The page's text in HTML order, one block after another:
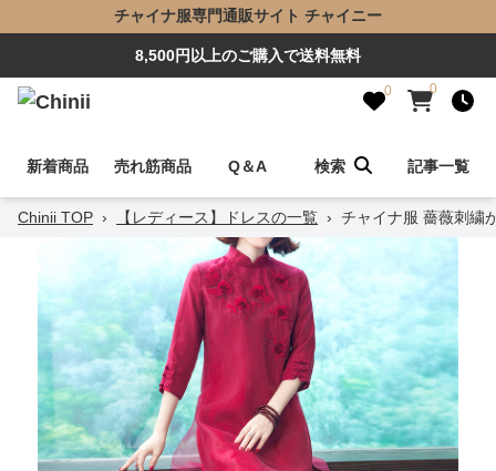
チャイナ服専門通販サイト チャイニー
8,500円以上のご購入で送料無料
0 0
新着商品 売れ筋商品 Q＆A 検索 記事一覧
Chinii TOP › 【レディース】ドレスの一覧 › チャイナ服 薔薇刺繍